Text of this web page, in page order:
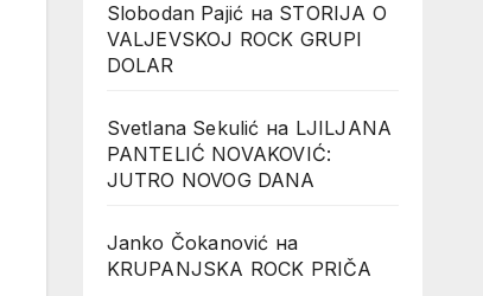
Slobodan Pajić на STORIJA O
VALJEVSKOJ ROCK GRUPI
DOLAR
Svetlana Sekulić на LJILJANA
PANTELIĆ NOVAKOVIĆ:
JUTRO NOVOG DANA
Janko Čokanović на
KRUPANJSKA ROCK PRIČA